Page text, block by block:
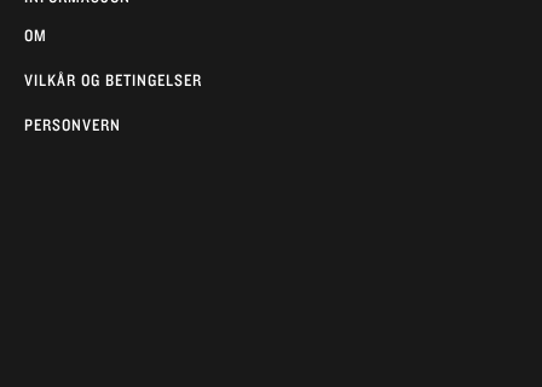
OM
VILKÅR OG BETINGELSER
PERSONVERN